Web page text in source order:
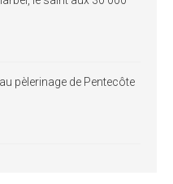
pèlerinage de Pentecôte